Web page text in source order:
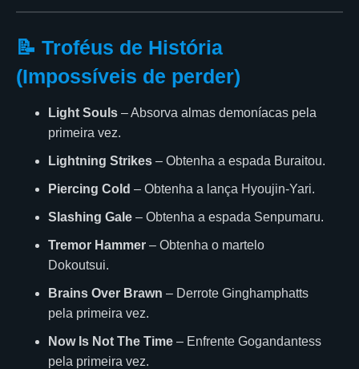
📝 Troféus de História
(Impossíveis de perder)
Light Souls – Absorva almas demoníacas pela
primeira vez.
Lightning Strikes – Obtenha a espada Buraitou.
Piercing Cold – Obtenha a lança Hyoujin-Yari.
Slashing Gale – Obtenha a espada Senpumaru.
Tremor Hammer – Obtenha o martelo
Dokoutsui.
Brains Over Brawn – Derrote Ginghamphatts
pela primeira vez.
Now Is Not The Time – Enfrente Gogandantess
pela primeira vez.